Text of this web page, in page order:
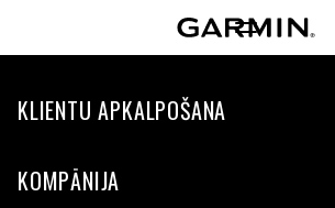
KLIENTU APKALPOŠANA
KOMPĀNIJA